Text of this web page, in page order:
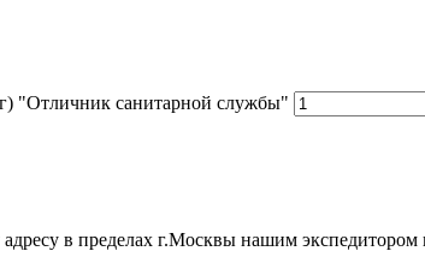
"Отличник санитарной службы"
в пределах г.Москвы нашим экспедитором